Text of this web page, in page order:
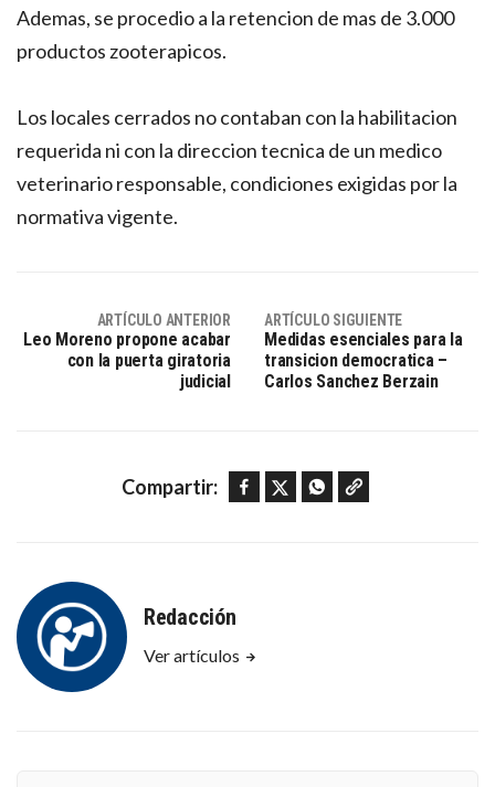
Ademas, se procedio a la retencion de mas de 3.000
productos zooterapicos.
Los locales cerrados no contaban con la habilitacion
requerida ni con la direccion tecnica de un medico
veterinario responsable, condiciones exigidas por la
normativa vigente.
ARTÍCULO ANTERIOR
Leo Moreno propone acabar
con la puerta giratoria
judicial
ARTÍCULO SIGUIENTE
Medidas esenciales para la
transicion democratica –
Carlos Sanchez Berzain
Compartir: Facebook Twitter WhatsApp Copy link
Redacción
Ver artículos